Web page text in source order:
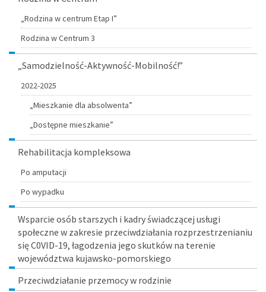
„Rodzina w centrum Etap I”
Rodzina w Centrum 3
„Samodzielność-Aktywność-Mobilność!”
2022-2025
„Mieszkanie dla absolwenta”
„Dostępne mieszkanie”
Rehabilitacja kompleksowa
Po amputacji
Po wypadku
Wsparcie osób starszych i kadry świadczącej usługi
społeczne w zakresie przeciwdziałania rozprzestrzenianiu
się C0VID-19, łagodzenia jego skutków na terenie
województwa kujawsko-pomorskiego
Przeciwdziałanie przemocy w rodzinie